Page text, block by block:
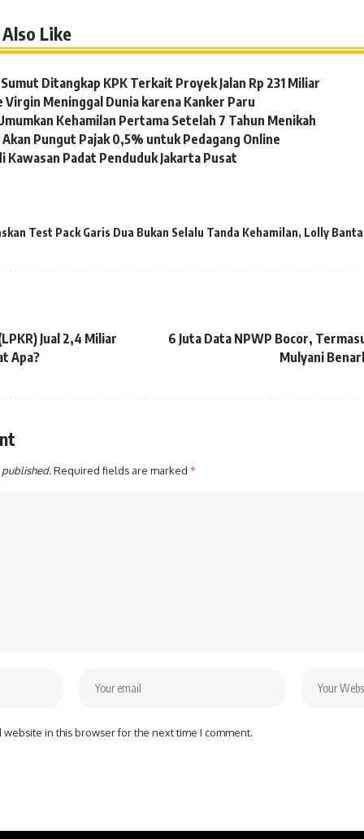
Like
Ditangkap KPK Terkait Proyek Jalan Rp 231 Miliar
Virgin Meninggal Dunia karena Kanker Paru
Kehamilan Pertama Setelah 7 Tahun Menikah
Pungut Pajak 0,5% untuk Pedagang Online
Kawasan Padat Penduduk Jakarta Pusat
Test Pack Garis Dua Bukan Selalu Tanda Kehamilan, Lolly
Jual 2,4 Miliar
Apa?
6 Juta Data NPWP Bocor,
Mulyani
Required fields are marked *
website in this browser for the next time I comment.